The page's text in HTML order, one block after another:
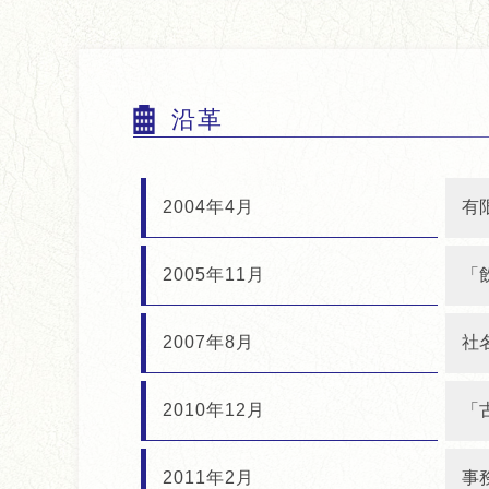
沿革
2004年4月 有
2005年11月
2007年8月 社
2010年12月
2011年2月 事